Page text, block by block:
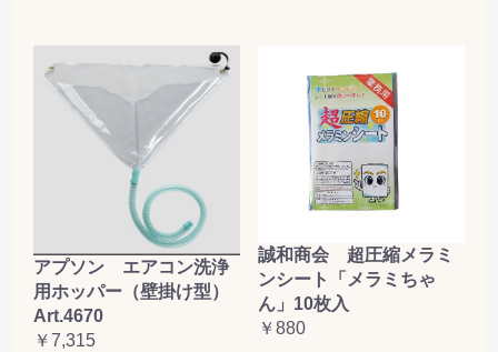
アプソン エアコン洗浄
用ホッパー（壁掛け型）
Art.4670
￥7,315
誠和商会 超圧縮メラミ
ンシート「メラミちゃ
ん」10枚入
￥880